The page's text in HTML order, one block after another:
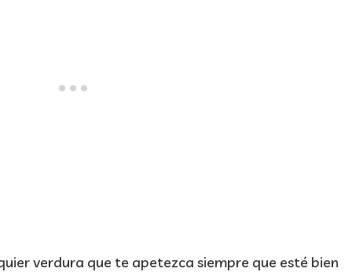
verdura que te apetezca siempre que esté bien